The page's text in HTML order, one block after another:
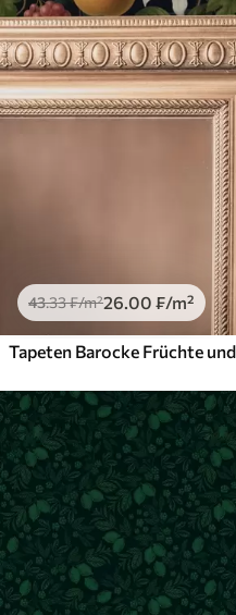
43.33₣/m²26.00 ₣/m²